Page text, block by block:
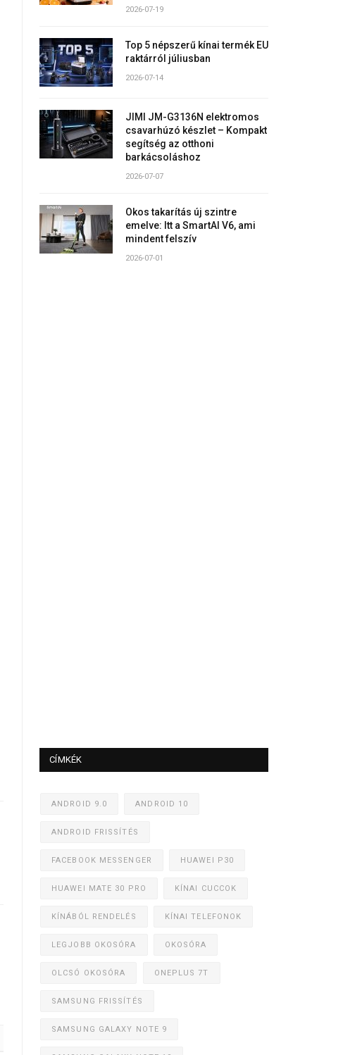
2026-07-19
Top 5 népszerű kínai termék EU
raktárról júliusban
2026-07-14
JIMI JM-G3136N elektromos
csavarhúzó készlet – Kompakt
segítség az otthoni
barkácsoláshoz
2026-07-07
Okos takarítás új szintre
emelve: Itt a SmartAI V6, ami
mindent felszív
2026-07-01
CÍMKÉK
ANDROID 9.0 ANDROID 10
ANDROID FRISSÍTÉS
FACEBOOK MESSENGER HUAWEI P30
HUAWEI MATE 30 PRO KÍNAI CUCCOK
KÍNÁBÓL RENDELÉS KÍNAI TELEFONOK
LEGJOBB OKOSÓRA OKOSÓRA
OLCSÓ OKOSÓRA ONEPLUS 7T
SAMSUNG FRISSÍTÉS
SAMSUNG GALAXY NOTE 9